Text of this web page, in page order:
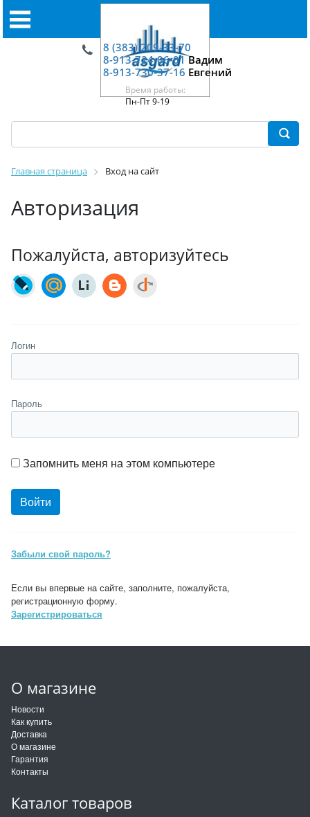
8 (383) 209-33-70
8-913-724-06-01Вадим
8-913-730-37-16 Евгений
Время работы:
Пн-Пт 9-19
Главная страница Вход на сайт
Авторизация
Пожалуйста, авторизуйтесь
Логин
Пароль
Запомнить меня на этом компьютере
Забыли свой пароль?
Если вы впервые на сайте, заполните, пожалуйста,
регистрационную форму.
Зарегистрироваться
О магазине
Новости
Как купить
Доставка
О магазине
Гарантия
Контакты
Каталог товаров